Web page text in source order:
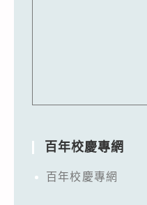
百年校慶專網
百年校慶專網